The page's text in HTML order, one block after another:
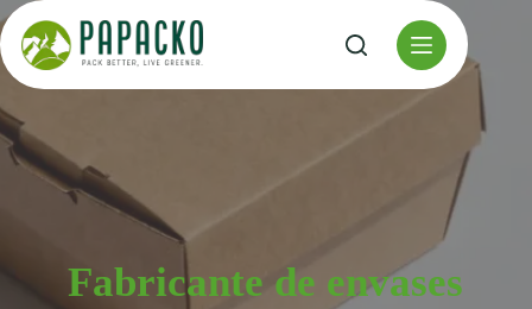
al
contenido
Fabricante de envases